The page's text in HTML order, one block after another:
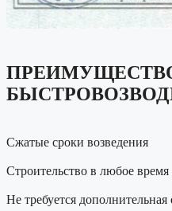
Сжатые сроки возведения
Строительство в любое время
Не требуется дополнительная